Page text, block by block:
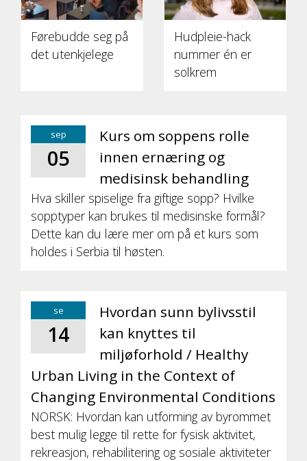
Førebudde seg på
det utenkjelege
Hudpleie-hack
nummer én er
solkrem
sep
05
Kurs om soppens rolle
innen ernæring og
medisinsk behandling
Hva skiller spiselige fra giftige sopp? Hvilke
sopptyper kan brukes til medisinske formål?
Dette kan du lære mer om på et kurs som
holdes i Serbia til høsten.
se
14
Hvordan sunn bylivsstil
kan knyttes til
miljøforhold / Healthy
Urban Living in the Context of
Changing Environmental Conditions
NORSK: Hvordan kan utforming av byrommet
best mulig legge til rette for fysisk aktivitet,
rekreasjon, rehabilitering og sosiale aktiviteter